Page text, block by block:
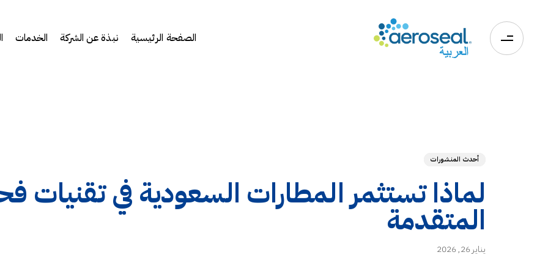
الصفحة الرئيسية نبذة عن الشركة الخدمات
أحدث المنشورات
لماذا تستثمر المطارات السعودية في
المتقدمة
يناير 26, 2026